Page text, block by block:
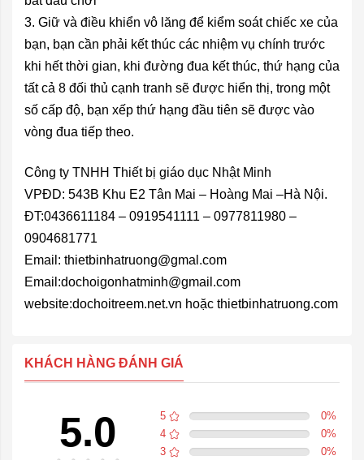
3. Giữ và điều khiển vô lăng để kiểm soát chiếc xe của
bạn, bạn cần phải kết thúc các nhiệm vụ chính trước
khi hết thời gian, khi đường đua kết thúc, thứ hạng của
tất cả 8 đối thủ cạnh tranh sẽ được hiển thị, trong một
số cấp độ, bạn xếp thứ hạng đầu tiên sẽ được vào
vòng đua tiếp theo.
Công ty TNHH Thiết bị giáo dục Nhật Minh
VPĐD: 543B Khu E2 Tân Mai – Hoàng Mai –Hà Nội.
ĐT:0436611184 – 0919541111 – 0977811980 –
0904681771
Email: thietbinhatruong@gmal.com
Email:dochoigonhatminh@gmail.com
website:dochoitreem.net.vn hoặc thietbinhatruong.com
KHÁCH HÀNG ĐÁNH GIÁ
5.0 5 0%
4
0%
3
0%